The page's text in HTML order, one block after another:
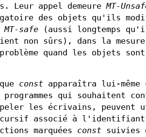
Leur appel demeureMT-
des objets qu'ils
MT-safe(aussi longtemps
non sûrs), dans la mesure
quand les objets
constapparaîtra lui-même
qui souhaitent
les écrivains, peuvent
associé à
marquées constsuivies